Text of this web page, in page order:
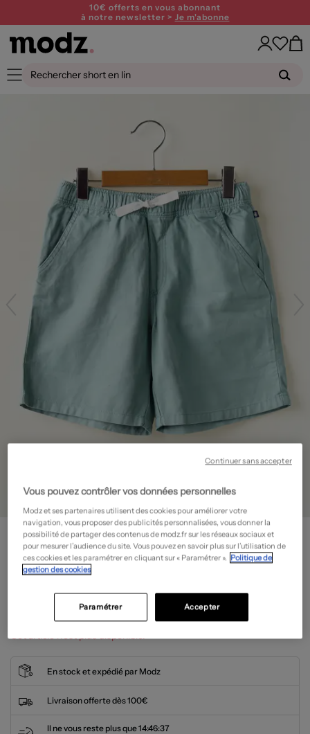
10€ offerts en vous abonnant
à notre newsletter > Je m'abonne
PETIT BATEAU
Short - Coupe droite- Outlet
15,60€
Cet article n'est plus disponible.
En stock et expédié par Modz
Livraison offerte dès 100€
Il ne vous reste plus que14:46:37
Vous pouvez contrôler vos données personnelles
Modz et ses partenaires utilisent des cookies pour améliorer votre
navigation, vous proposer des publicités personnalisées, vous donner la
possibilité de partager des contenus de modz.fr sur les réseaux sociaux et
pour mesurer l’audience du site. Vous pouvez en savoir plus sur l’utilisation de
ces cookies et les paramétrer en cliquant sur « Paramétrer ». Politique de
gestion des cookies
Accepter
Paramétrer
Continuer sans accepter